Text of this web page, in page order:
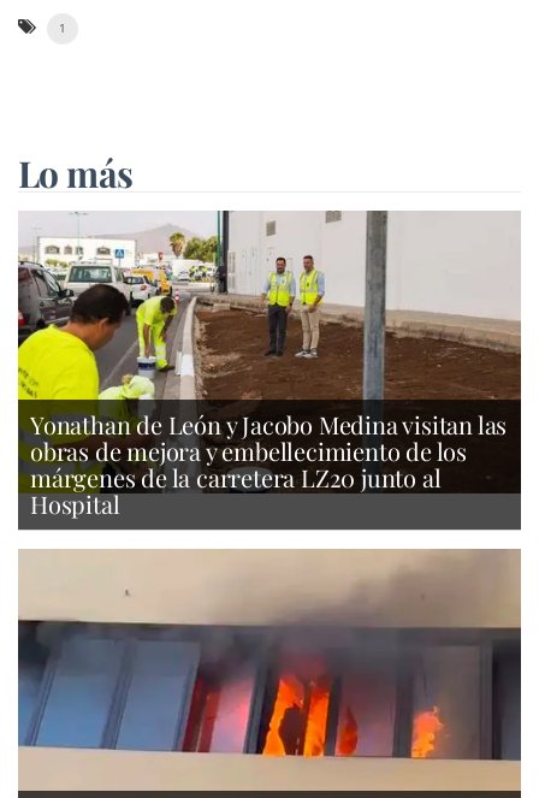
1
Lo más
Yonathan de León y Jacobo Medina visitan las
obras de mejora y embellecimiento de los
márgenes de la carretera LZ20 junto al
Hospital